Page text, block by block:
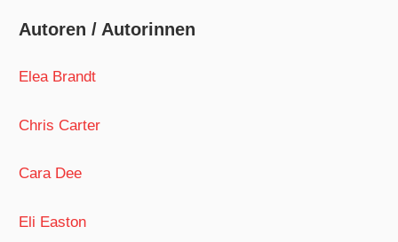
Autoren / Autorinnen
Elea Brandt
Chris Carter
Cara Dee
Eli Easton